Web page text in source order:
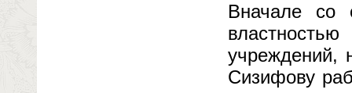
Вначале со
учреждений,
Сизифову